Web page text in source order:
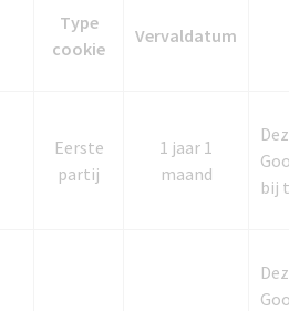
Type
cookie
Vervaldatum
Eerste
partij
1 jaar 1
maand
bij